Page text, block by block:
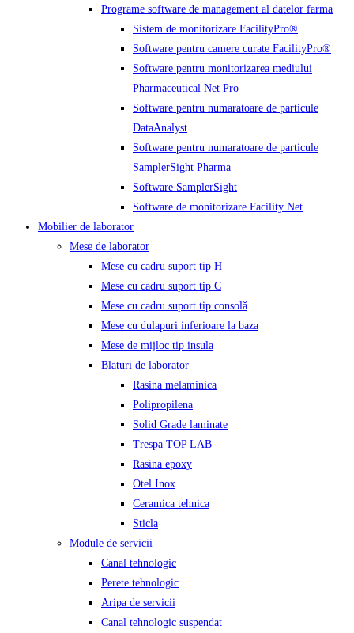
Programe software de management al datelor farma
Sistem de monitorizare FacilityPro®
Software pentru camere curate FacilityPro®
Software pentru monitorizarea mediului
Pharmaceutical Net Pro
Software pentru numaratoare de particule
DataAnalyst
Software pentru numaratoare de particule
SamplerSight Pharma
Software SamplerSight
Software de monitorizare Facility Net
Mobilier de laborator
Mese de laborator
Mese cu cadru suport tip H
Mese cu cadru suport tip C
Mese cu cadru suport tip consolă
Mese cu dulapuri inferioare la baza
Mese de mijloc tip insula
Blaturi de laborator
Rasina melaminica
Polipropilena
Solid Grade laminate
Trespa TOP LAB
Rasina epoxy
Otel Inox
Ceramica tehnica
Sticla
Module de servicii
Canal tehnologic
Perete tehnologic
Aripa de servicii
Canal tehnologic suspendat